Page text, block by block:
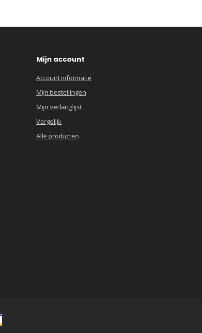
Mijn account
Account informatie
Mijn bestellingen
Mijn verlanglijst
Vergelijk
Alle producten